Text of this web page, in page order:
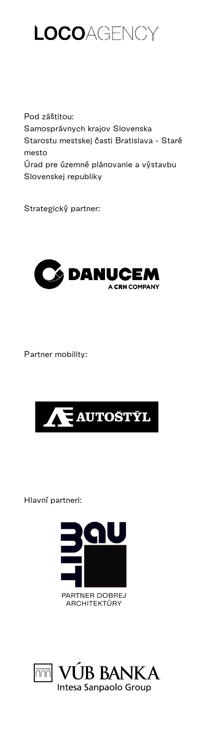
Pod záštitou:
Samosprávnych krajov Slovenska
Starostu mestskej časti Bratislava - Staré
mesto
Úrad pre územné plánovanie a výstavbu
Slovenskej republiky
Strategický partner:
Partner mobility:
Hlavní partneri: